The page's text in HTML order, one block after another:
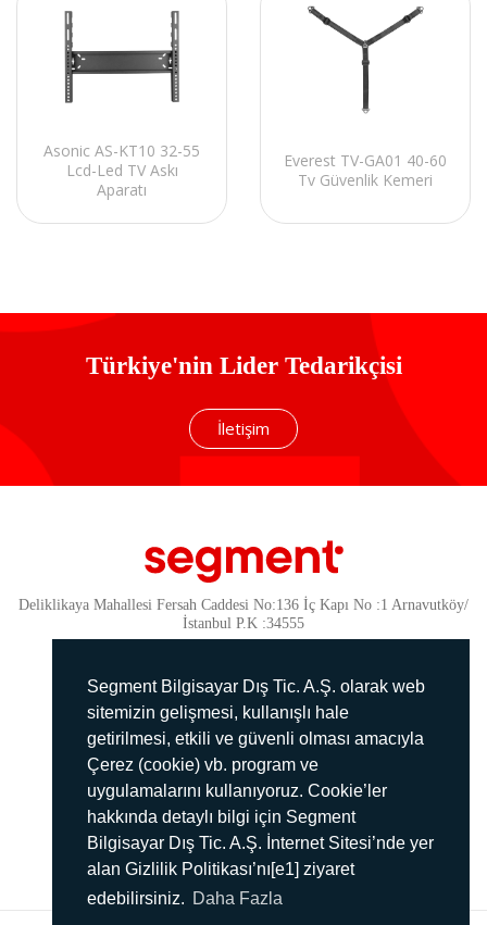
Segment Bilgisayar Dış Tic. A.Ş. olarak web
sitemizin gelişmesi, kullanışlı hale
getirilmesi, etkili ve güvenli olması amacıyla
Çerez (cookie) vb. program ve
uygulamalarını kullanıyoruz. Cookie’ler
hakkında detaylı bilgi için Segment
Bilgisayar Dış Tic. A.Ş. İnternet Sitesi’nde yer
alan Gizlilik Politikası’nı[e1] ziyaret
edebilirsiniz. Daha Fazla
Asonic AS-KT10 32-55
Lcd-Led TV Askı
Aparatı
Everest TV-GA01 40-60
Tv Güvenlik Kemeri
Türkiye'nin Lider Tedarikçisi
İletişim
Deliklikaya Mahallesi Fersah Caddesi No:136 İç Kapı No :1 Arnavutköy/
İstanbul P.K :34555
Güvenlik
KVKK Politikamız
Gizlilik Politikamız
Aydınlatma Metni
İmha Politikası
444 78 99
info@segment.com.tr